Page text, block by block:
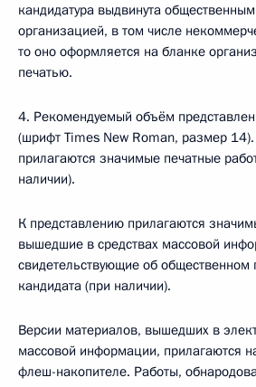
кандидатура выдвинута
организацией, в том числе
то оно оформляется на бланке
печатью.
4. Рекомендуемый объём
(шрифт Times New Roman, размер
прилагаются значимые печатные
наличии).
К представлению прилагаются
вышедшие в средствах массовой
свидетельствующие об общественном
кандидата (при наличии).
Версии материалов, вышедших в
массовой информации, прилагаются
флеш-накопителе. Работы,